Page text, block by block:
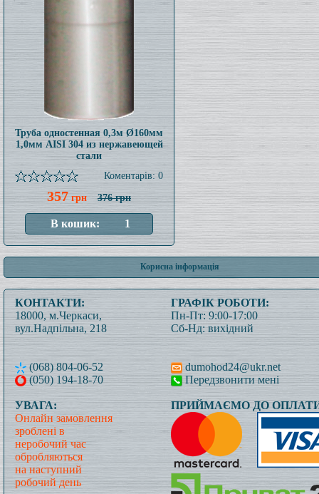
Труба одностенная 0,3м Ø160мм
1,0мм AISI 304 из нержавеющей
стали
Коментарів: 0
357 грн 376 грн
Корисна інформація
КОНТАКТИ:
18000, м.Черкаси,
вул.Надпільна, 218
(068) 804-06-52
(050) 194-18-70
ГРАФІК РОБОТИ:
Пн-Пт: 9:00-17:00
Сб-Нд: вихідний
dumohod24@ukr.net
Передзвонити мені
УВАГА:
Онлайн замовлення
зроблені в
неробочий час
обробляються
на наступний
робочий день
ПРИЙМАЄМО ДО